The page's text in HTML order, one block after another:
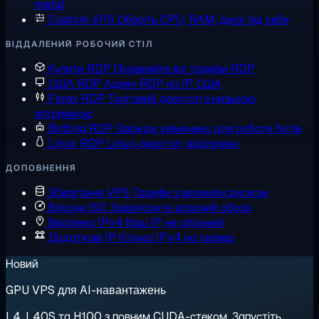
metal
Custom VPS Оберіть CPU, RAM, диск під себе
ВІДДАЛЕНИЙ РОБОЧИЙ СТІЛ
Купити RDP Порівняйте всі тарифи RDP
США RDP Адмін-RDP на IP США
Forex RDP Торговий десктоп з низькою
затримкою
Botting RDP Завжди увімкнено для роботи ботів
Linux RDP Linux-десктоп, віддалено
ДОПОВНЕННЯ
Зберігання VPS Тарифи з великим диском
Власне ISO Завантажте власний образ
Виділена IPv4 Ваш IP, не спільний
Додаткові IP Кілька IPv4 на сервер
Новий
GPU VPS для AI-навантажень